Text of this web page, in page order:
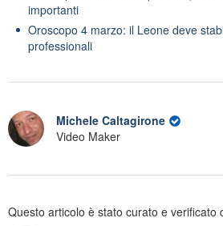
importanti
Oroscopo 4 marzo: il Leone deve
professionali
Michele Caltagirone
Video Maker
Questo articolo è stato curato e verificato